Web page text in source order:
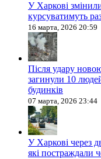
У Харкові
курсуватимуть
16 марта, 2026 20:59
Після удару
загинули 10
будинків
07 марта, 2026 23:44
У Харкові через
які постраждали